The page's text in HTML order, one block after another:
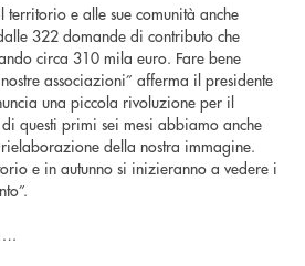
territorio e alle sue comunità anche
322 domande di contributo che
circa 310 mila euro. Fare bene
associazioni” afferma il presidente
una piccola rivoluzione per il
questi primi sei mesi abbiamo anche
della nostra immagine.
e in autunno si inizieranno a vedere i